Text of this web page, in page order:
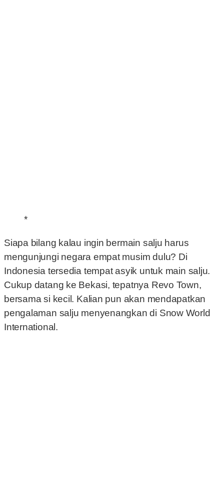
*
Siapa bilang kalau ingin bermain salju harus
mengunjungi negara empat musim dulu? Di
Indonesia tersedia tempat asyik untuk main salju.
Cukup datang ke Bekasi, tepatnya Revo Town,
bersama si kecil. Kalian pun akan mendapatkan
pengalaman salju menyenangkan di Snow World
International.